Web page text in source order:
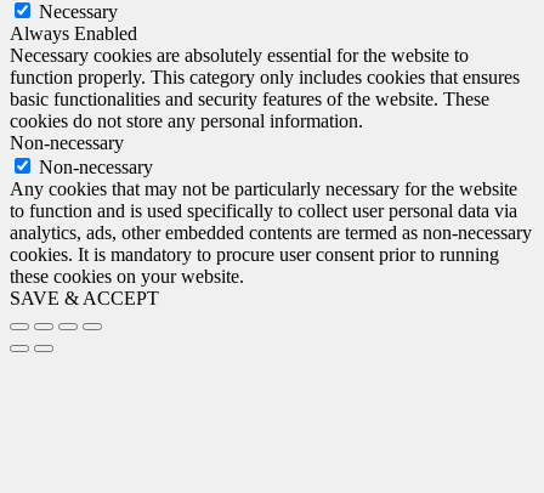
Necessary
Always Enabled
Necessary cookies are absolutely essential for the website to
function properly. This category only includes cookies that ensures
basic functionalities and security features of the website. These
cookies do not store any personal information.
Non-necessary
Non-necessary
Any cookies that may not be particularly necessary for the website
to function and is used specifically to collect user personal data via
analytics, ads, other embedded contents are termed as non-necessary
cookies. It is mandatory to procure user consent prior to running
these cookies on your website.
SAVE & ACCEPT